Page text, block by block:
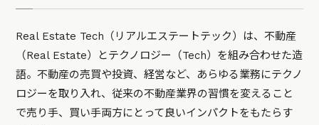
Real Estate Tech（リアルエステートテック）は、不動産
（Real Estate）とテクノロジー（Tech）を組み合わせた造
語。不動産の売買や投資、経営など、あらゆる業務にテクノ
ロジーを取り入れ、従来の不動産業界の習慣を変えること
で売り手、買い手両方にとって良いインパクトをもたらす